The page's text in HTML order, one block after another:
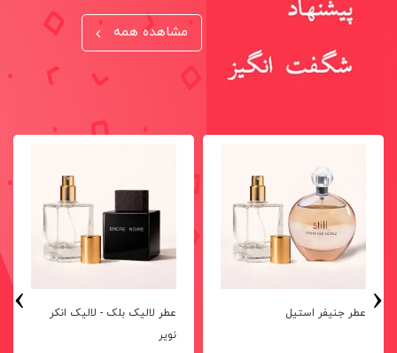
مشاهده همه
عطر جنیفر استیل
عطر لالیک بلک - لالیک انکر
نویر
‹
›